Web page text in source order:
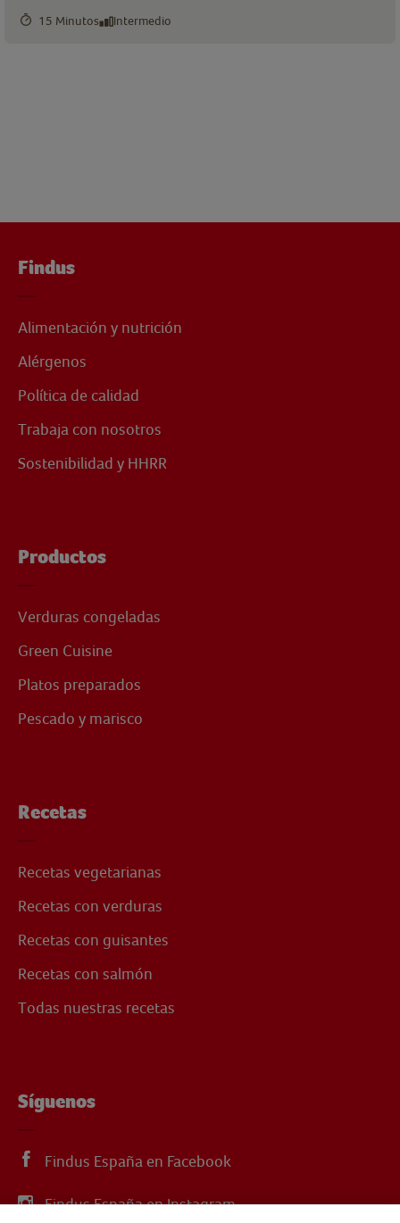
15 Minutos Intermedio
Findus
Alimentación y nutrición
Alérgenos
Política de calidad
Trabaja con nosotros
Sostenibilidad y HHRR
Productos
Verduras congeladas
Green Cuisine
Platos preparados
Pescado y marisco
Recetas
Recetas vegetarianas
Recetas con verduras
Recetas con guisantes
Recetas con salmón
Todas nuestras recetas
Síguenos
Findus España en Facebook
Findus España en Instagram